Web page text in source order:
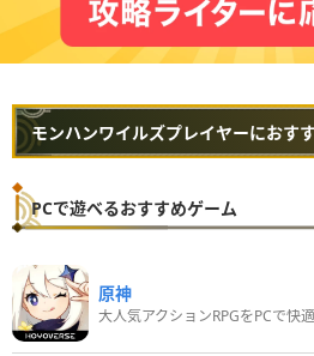
モンハンワイルズプレイヤーにおすす
PCで遊べるおすすめゲーム
原神
大人気アクションRPGをPCで快